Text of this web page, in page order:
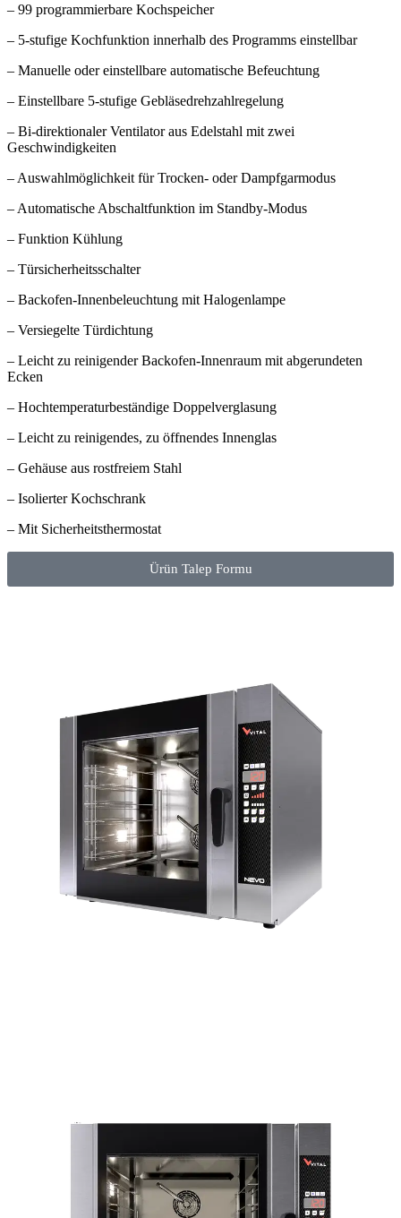
– 99 programmierbare Kochspeicher
– 5-stufige Kochfunktion innerhalb des Programms einstellbar
– Manuelle oder einstellbare automatische Befeuchtung
– Einstellbare 5-stufige Gebläsedrehzahlregelung
– Bi-direktionaler Ventilator aus Edelstahl mit zwei
Geschwindigkeiten
– Auswahlmöglichkeit für Trocken- oder Dampfgarmodus
– Automatische Abschaltfunktion im Standby-Modus
– Funktion Kühlung
– Türsicherheitsschalter
– Backofen-Innenbeleuchtung mit Halogenlampe
– Versiegelte Türdichtung
– Leicht zu reinigender Backofen-Innenraum mit abgerundeten
Ecken
– Hochtemperaturbeständige Doppelverglasung
– Leicht zu reinigendes, zu öffnendes Innenglas
– Gehäuse aus rostfreiem Stahl
– Isolierter Kochschrank
– Mit Sicherheitsthermostat
Ürün Talep Formu